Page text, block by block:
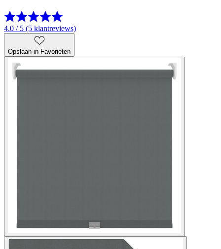
4.0 / 5 (5 klantreviews)
Opslaan in Favorieten